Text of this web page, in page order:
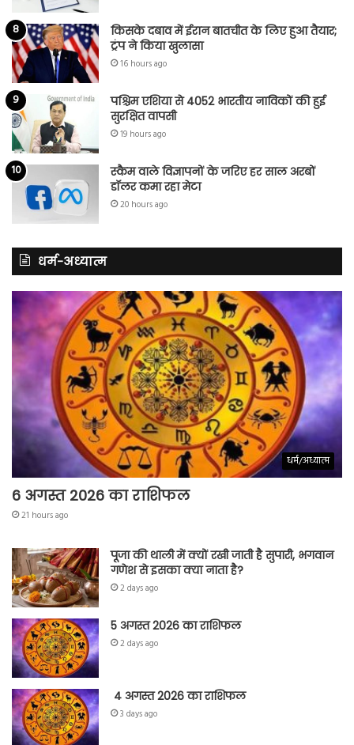
किसके दबाव में ईरान बातचीत के लिए हुआ तैयार;
ट्रंप ने किया खुलासा
16 hours ago
पश्चिम एशिया से 4052 भारतीय नाविकों की हुई
सुरक्षित वापसी
19 hours ago
स्कैम वाले विज्ञापनों के जरिए हर साल अरबों
डॉलर कमा रहा मेटा
20 hours ago
धर्म-अध्यात्म
धर्म/अध्यात्म
6 अगस्त 2026 का राशिफल
21 hours ago
पूजा की थाली में क्यों रखी जाती है सुपारी, भगवान
गणेश से इसका क्या नाता है?
2 days ago
5 अगस्त 2026 का राशिफल
2 days ago
4 अगस्त 2026 का राशिफल
3 days ago